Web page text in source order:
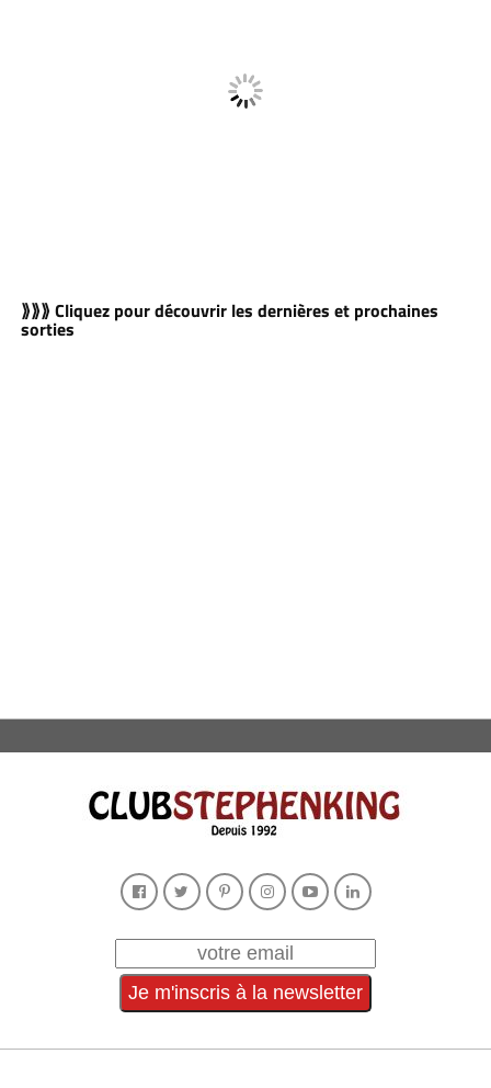
⟫⟫⟫ Cliquez pour découvrir les dernières et prochaines
sorties